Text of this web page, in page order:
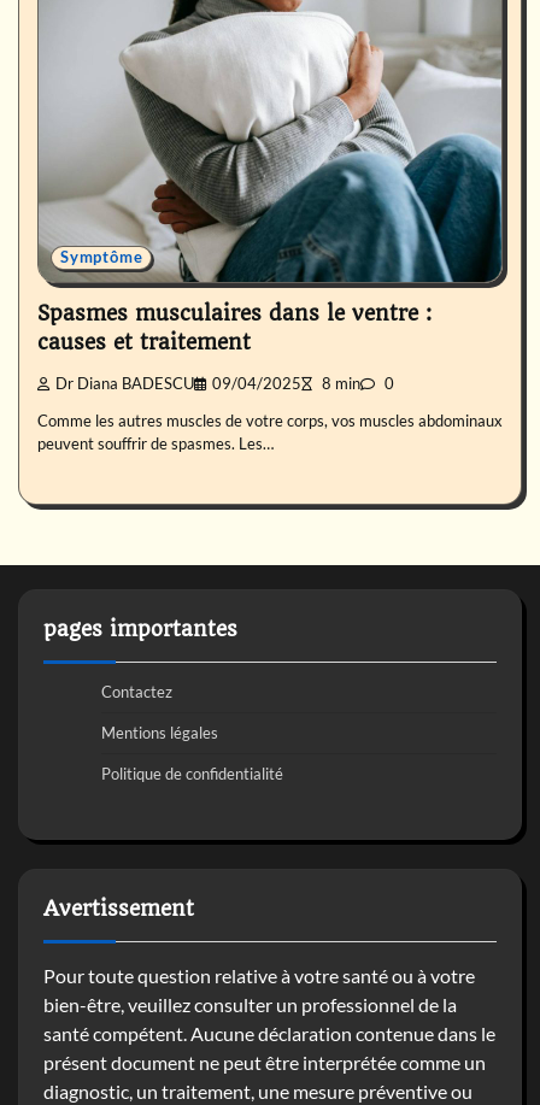
Symptôme
Spasmes musculaires dans le ventre :
causes et traitement
Dr Diana BADESCU 09/04/2025 8 min 0
Comme les autres muscles de votre corps, vos muscles abdominaux
peuvent souffrir de spasmes. Les…
pages importantes
Contactez
Mentions légales
Politique de confidentialité
Avertissement
Pour toute question relative à votre santé ou à votre
bien-être, veuillez consulter un professionnel de la
santé compétent. Aucune déclaration contenue dans le
présent document ne peut être interprétée comme un
diagnostic, un traitement, une mesure préventive ou